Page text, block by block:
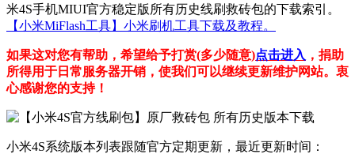
米4S手机MIUI官方稳定版所有历史线刷救砖包的下载索引。
【小米MiFlash工具】小米刷机工具下载及教程。
如果这对您有帮助，希望给予打赏(多少随意)点击进入 ，捐助
所得用于日常服务器开销，使我们可以继续更新维护网站。衷
心感谢您的支持！
小米4S系统版本列表跟随官方定期更新，最近更新时间：